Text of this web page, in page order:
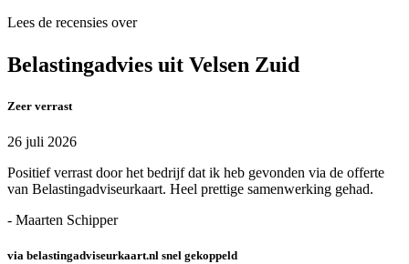
Lees de recensies over
Belastingadvies uit Velsen Zuid
Zeer verrast
26 juli 2026
Positief verrast door het bedrijf dat ik heb gevonden via de offerte
van Belastingadviseurkaart. Heel prettige samenwerking gehad.
- Maarten Schipper
via belastingadviseurkaart.nl snel gekoppeld